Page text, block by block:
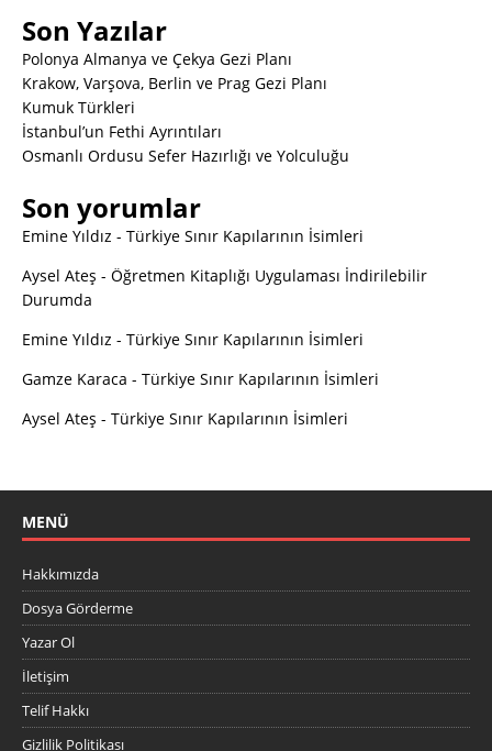
Son Yazılar
Polonya Almanya ve Çekya Gezi Planı
Krakow, Varşova, Berlin ve Prag Gezi Planı
Kumuk Türkleri
İstanbul’un Fethi Ayrıntıları
Osmanlı Ordusu Sefer Hazırlığı ve Yolculuğu
Son yorumlar
Emine Yıldız - Türkiye Sınır Kapılarının İsimleri
Aysel Ateş - Öğretmen Kitaplığı Uygulaması İndirilebilir
Durumda
Emine Yıldız - Türkiye Sınır Kapılarının İsimleri
Gamze Karaca - Türkiye Sınır Kapılarının İsimleri
Aysel Ateş - Türkiye Sınır Kapılarının İsimleri
MENÜ
Hakkımızda
Dosya Görderme
Yazar Ol
İletişim
Telif Hakkı
Gizlilik Politikası